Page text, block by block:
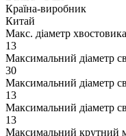
Країна-виробник
Китай
Макс. діаметр
13
Максимальний діаметр
30
Максимальний діаметр
13
Максимальний діаметр
13
Максимальний крутний